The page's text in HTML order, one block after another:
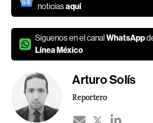
noticiasaquí
Síguenos en el canalWhatsApp
Línea México
Arturo Solís
Reportero